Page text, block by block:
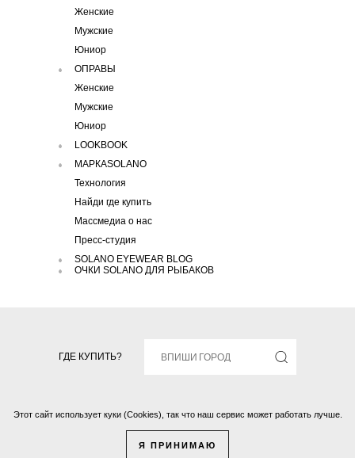
Женские
Мужские
Юниор
ОПРАВЫ
Женские
Мужские
Юниор
LOOKBOOK
МАРКАSOLANO
Технология
Найди где купить
Массмедиа о нас
Пресс-студия
SOLANO EYEWEAR BLOG
ОЧКИ SOLANO ДЛЯ РЫБАКОВ
ГДЕ КУПИТЬ?
Solano © 2016 Все права защищены.
Этот сайт использует куки (Cookies), так что наш сервис может работать лучше.
Я ПРИНИМАЮ